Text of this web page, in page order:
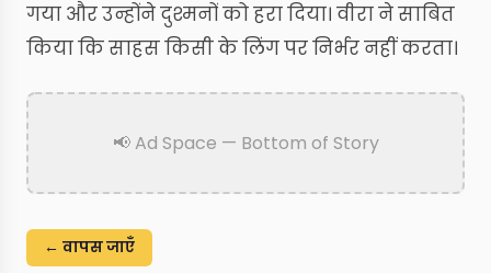
गया और उन्होंने दुश्मनों को हरा दिया। वीरा ने साबित
किया कि साहस किसी के लिंग पर निर्भर नहीं करता।
📢 Ad Space — Bottom of Story
← वापस जाएँ